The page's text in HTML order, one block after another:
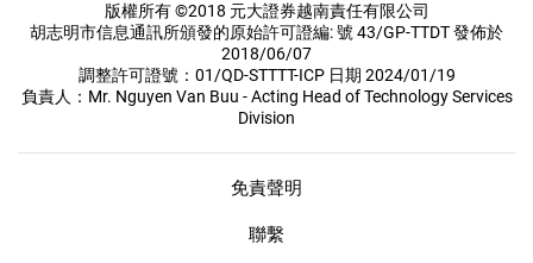
版權所有 ©2018 元大證券越南責任有限公司
胡志明市信息通訊所頒發的原始許可證編: 號 43/GP-TTDT 發佈於
2018/06/07
調整許可證號：01/QD-STTTT-ICP 日期 2024/01/19
負責人：Mr. Nguyen Van Buu - Acting Head of Technology Services
Division
免責聲明
聯繫